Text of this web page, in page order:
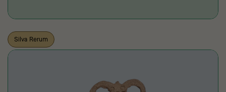
Silva Rerum